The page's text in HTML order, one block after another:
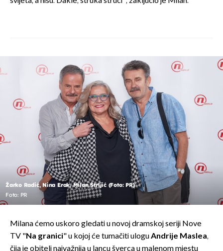
Žarko Radić, Nina Erak, Milan Štrljić (Foto: PR)
Foto: PR
Milana ćemo uskoro gledati u novoj dramskoj seriji Nove
TV "Na granici" u kojoj će tumačiti uloguAndrije Maslea,
čija je obitelj najvažnija u lancu šverca u malenom mjestu